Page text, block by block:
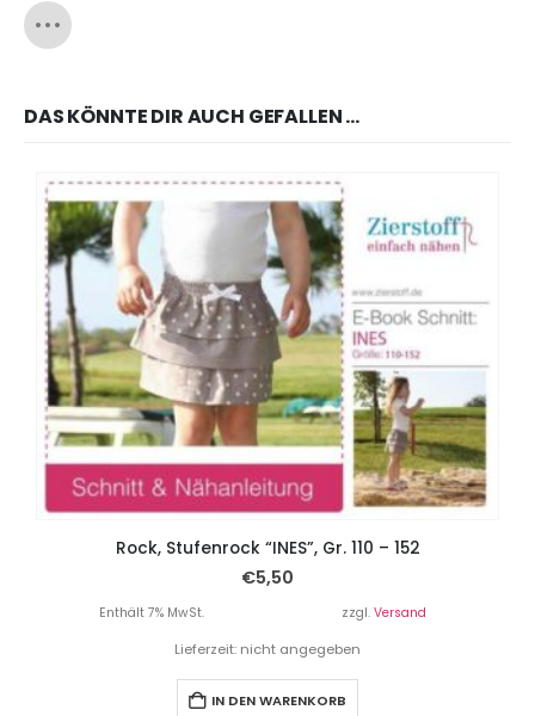
DAS KÖNNTE DIR AUCH GEFALLEN …
Rock, Stufenrock “INES”, Gr. 110 – 152
€5,50
Enthält 7% MwSt. zzgl. Versand
Lieferzeit: nicht angegeben
IN DEN WARENKORB